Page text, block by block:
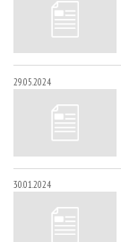
СУШКА
ЦБП
ИНСТРУМЕНТ
ПЕРСОНЫ
МОБИЛЬНЫЕ
RUSSIAN
ГАЗЕТА
БИБЛИОТЕКА
КОНТАКТЫ
РЕКЛАМА
РЕКЛАМА НА
29.05.2024
30.01.2024